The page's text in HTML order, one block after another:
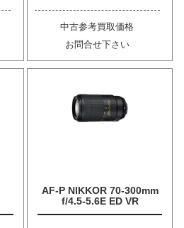
中古参考買取価格
お問合せ下さい
AF-P NIKKOR 70-300mm
f/4.5-5.6E ED VR